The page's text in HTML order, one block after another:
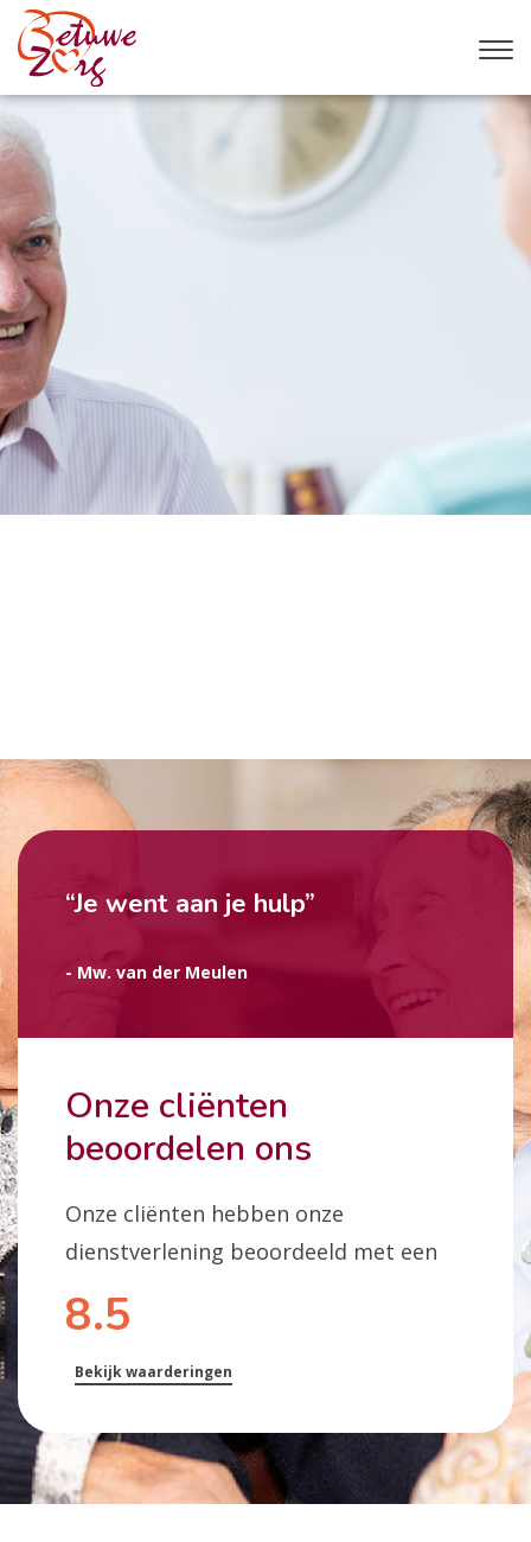
Onze cliënten
beoordelen ons
Onze cliënten hebben onze
dienstverlening beoordeeld met een
8.5
Bekijk waarderingen
“Je went aan je hulp”
- Mw. van der Meulen